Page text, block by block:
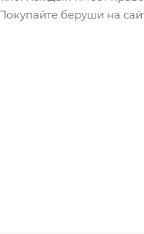
беруши на